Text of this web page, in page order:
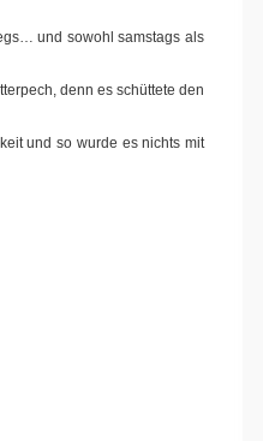
und sowohl samstags als
denn es schüttete den
und so wurde es nichts mit